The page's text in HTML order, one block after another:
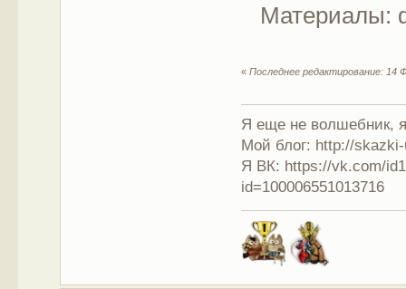
Материалы:
«Последнее редактирование: 14
Я еще не волшебник,
Мой блог: http://
Я ВК: https://vk.com/
id=100006551013716